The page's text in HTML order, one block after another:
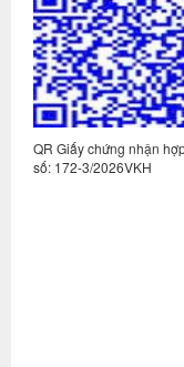
QR Giấy chứng nhận
số: 172-3/2026VKH